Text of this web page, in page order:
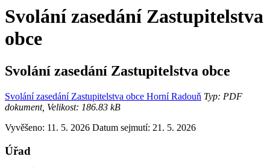
Svolání zasedání Zastupitelstva
obce
Svolání zasedání Zastupitelstva obce
Svolání zasedání Zastupitelstva obce Horní Radouň Typ: PDF
dokument, Velikost: 186.83 kB
Vyvěšeno: 11. 5. 2026 Datum sejmutí: 21. 5. 2026
Úřad